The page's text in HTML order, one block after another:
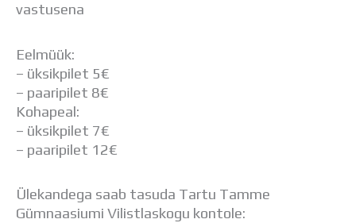
vastusena
Eelmüük:
– üksikpilet 5€
– paaripilet 8€
Kohapeal:
– üksikpilet 7€
– paaripilet 12€
Ülekandega saab tasuda Tartu Tamme
Gümnaasiumi Vilistlaskogu kontole: